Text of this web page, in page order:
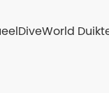
DiveWorld